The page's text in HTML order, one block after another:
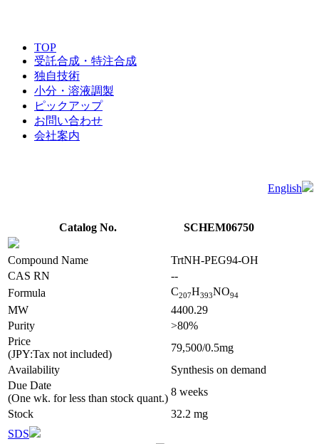
TOP
受託合成・特注合成
独自技術
小分・溶液調製
ピックアップ
お問い合わせ
会社案内
English
Catalog No. SCHEM06750
Compound Name
TrtNH-PEG94-OH
CAS RN
--
Formula
C207H393NO94
MW
4400.29
Purity
>80%
Price
(JPY:Tax not included)
79,500/0.5mg
Availability
Synthesis on demand
Due Date
(One wk. for less than stock quant.)
8 weeks
Stock
32.2 mg
SDS